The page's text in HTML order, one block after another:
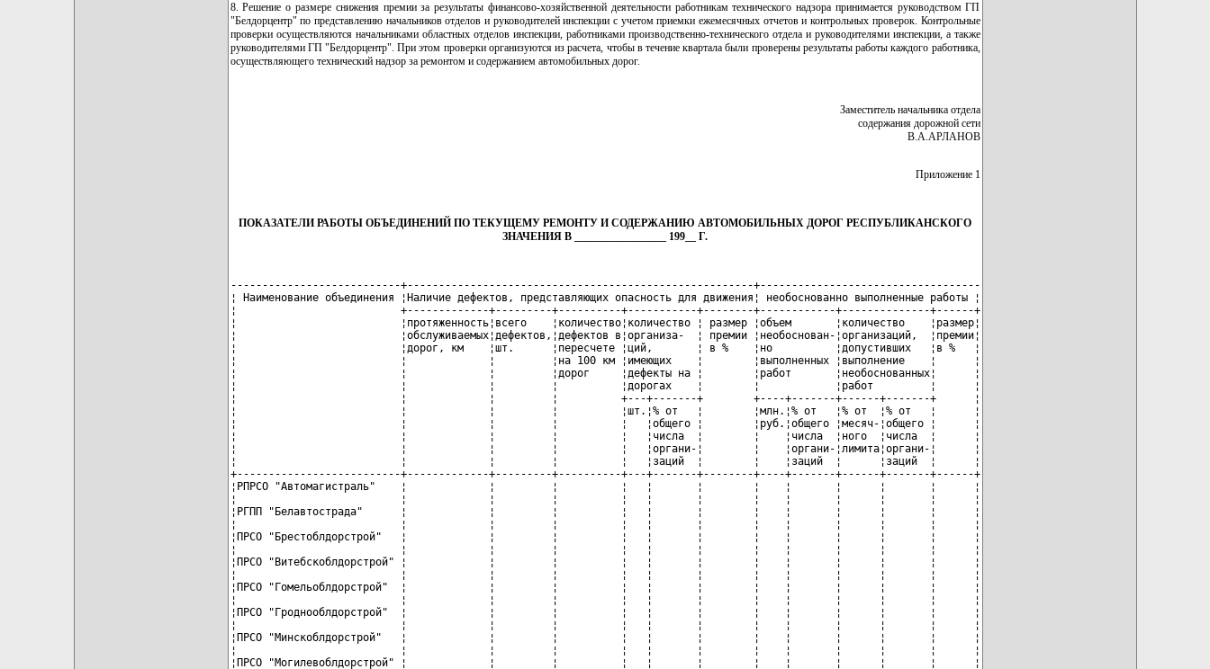
8. Решение о размере снижения премии за результаты финансово-хозяйственной деятельности работникам технического надзора принимается руководством ГП
"Белдорцентр" по представлению начальников отделов и руководителей инспекции с учетом приемки ежемесячных отчетов и контрольных проверок. Контрольные
проверки осуществляются начальниками областных отделов инспекции, работниками производственно-технического отдела и руководителями инспекции, а также
руководителями ГП "Белдорцентр". При этом проверки организуются из расчета, чтобы в течение квартала были проверены результаты работы каждого работника,
осуществляющего технический надзор за ремонтом и содержанием автомобильных дорог.
Заместитель начальника отдела
содержания дорожной сети
В.А.АРЛАНОВ
Приложение 1
ПОКАЗАТЕЛИ РАБОТЫ ОБЪЕДИНЕНИЙ ПО ТЕКУЩЕМУ РЕМОНТУ И СОДЕРЖАНИЮ АВТОМОБИЛЬНЫХ ДОРОГ РЕСПУБЛИКАНСКОГО
ЗНАЧЕНИЯ В _________________ 199__ Г.
---------------------------+-------------------------------------------------------+-----------------------------------
¦ Наименование объединения ¦Наличие дефектов, представляющих опасность для движения¦ необоснованно выполненные работы ¦
¦                          +-------------+---------+----------+-----------+--------+------------+--------------+------+
¦                          ¦протяженность¦всего    ¦количество¦количество ¦ размер ¦объем       ¦количество    ¦размер¦
¦                          ¦обслуживаемых¦дефектов,¦дефектов в¦организа-  ¦ премии ¦необоснован-¦организаций,  ¦премии¦
¦                          ¦дорог, км    ¦шт.      ¦пересчете ¦ций,       ¦ в %    ¦но          ¦допустивших   ¦в %   ¦
¦                          ¦             ¦         ¦на 100 км ¦имеющих    ¦        ¦выполненных ¦выполнение    ¦      ¦
¦                          ¦             ¦         ¦дорог     ¦дефекты на ¦        ¦работ       ¦необоснованных¦      ¦
¦                          ¦             ¦         ¦          ¦дорогах    ¦        ¦            ¦работ         ¦      ¦
¦                          ¦             ¦         ¦          +---+-------+        +----+-------+------+-------+      ¦
¦                          ¦             ¦         ¦          ¦шт.¦% от   ¦        ¦млн.¦% от   ¦% от  ¦% от   ¦      ¦
¦                          ¦             ¦         ¦          ¦   ¦общего ¦        ¦руб.¦общего ¦месяч-¦общего ¦      ¦
¦                          ¦             ¦         ¦          ¦   ¦числа  ¦        ¦    ¦числа  ¦ного  ¦числа  ¦      ¦
¦                          ¦             ¦         ¦          ¦   ¦органи-¦        ¦    ¦органи-¦лимита¦органи-¦      ¦
¦                          ¦             ¦         ¦          ¦   ¦заций  ¦        ¦    ¦заций  ¦      ¦заций  ¦      ¦
+--------------------------+-------------+---------+----------+---+-------+--------+----+-------+------+-------+------+
¦РПРСО "Автомагистраль"    ¦             ¦         ¦          ¦   ¦       ¦        ¦    ¦       ¦      ¦       ¦      ¦
¦                          ¦             ¦         ¦          ¦   ¦       ¦        ¦    ¦       ¦      ¦       ¦      ¦
¦РГПП "Белавтострада"      ¦             ¦         ¦          ¦   ¦       ¦        ¦    ¦       ¦      ¦       ¦      ¦
¦                          ¦             ¦         ¦          ¦   ¦       ¦        ¦    ¦       ¦      ¦       ¦      ¦
¦ПРСО "Брестоблдорстрой"   ¦             ¦         ¦          ¦   ¦       ¦        ¦    ¦       ¦      ¦       ¦      ¦
¦                          ¦             ¦         ¦          ¦   ¦       ¦        ¦    ¦       ¦      ¦       ¦      ¦
¦ПРСО "Витебскоблдорстрой" ¦             ¦         ¦          ¦   ¦       ¦        ¦    ¦       ¦      ¦       ¦      ¦
¦                          ¦             ¦         ¦          ¦   ¦       ¦        ¦    ¦       ¦      ¦       ¦      ¦
¦ПРСО "Гомельоблдорстрой"  ¦             ¦         ¦          ¦   ¦       ¦        ¦    ¦       ¦      ¦       ¦      ¦
¦                          ¦             ¦         ¦          ¦   ¦       ¦        ¦    ¦       ¦      ¦       ¦      ¦
¦ПРСО "Гроднооблдорстрой"  ¦             ¦         ¦          ¦   ¦       ¦        ¦    ¦       ¦      ¦       ¦      ¦
¦                          ¦             ¦         ¦          ¦   ¦       ¦        ¦    ¦       ¦      ¦       ¦      ¦
¦ПРСО "Минскоблдорстрой"   ¦             ¦         ¦          ¦   ¦       ¦        ¦    ¦       ¦      ¦       ¦      ¦
¦                          ¦             ¦         ¦          ¦   ¦       ¦        ¦    ¦       ¦      ¦       ¦      ¦
¦ПРСО "Могилевоблдорстрой" ¦             ¦         ¦          ¦   ¦       ¦        ¦    ¦       ¦      ¦       ¦      ¦